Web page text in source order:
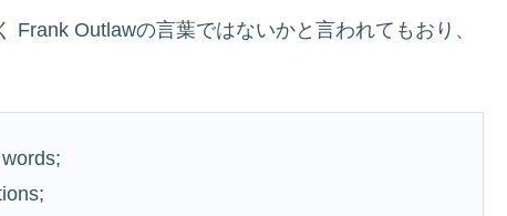
Frank Outlawの言葉ではないかと言われてもおり、